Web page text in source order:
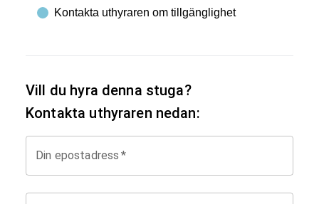
Kontakta uthyraren om tillgänglighet
Vill du hyra denna stuga?
Kontakta uthyraren nedan:
Din epostadress *